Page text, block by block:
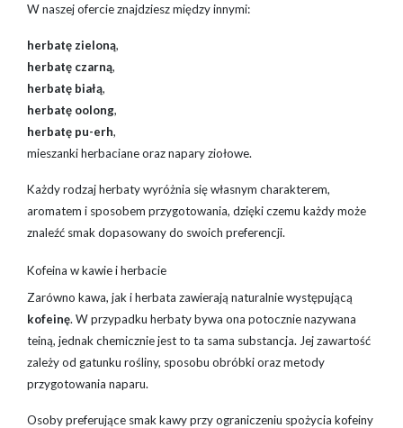
W naszej ofercie znajdziesz między innymi:
herbatę zieloną,
herbatę czarną,
herbatę białą,
herbatę oolong,
herbatę pu-erh,
mieszanki herbaciane oraz napary ziołowe.
Każdy rodzaj herbaty wyróżnia się własnym charakterem,
aromatem i sposobem przygotowania, dzięki czemu każdy może
znaleźć smak dopasowany do swoich preferencji.
Kofeina w kawie i herbacie
Zarówno kawa, jak i herbata zawierają naturalnie występującą
kofeinę. W przypadku herbaty bywa ona potocznie nazywana
teiną, jednak chemicznie jest to ta sama substancja. Jej zawartość
zależy od gatunku rośliny, sposobu obróbki oraz metody
przygotowania naparu.
Osoby preferujące smak kawy przy ograniczeniu spożycia kofeiny